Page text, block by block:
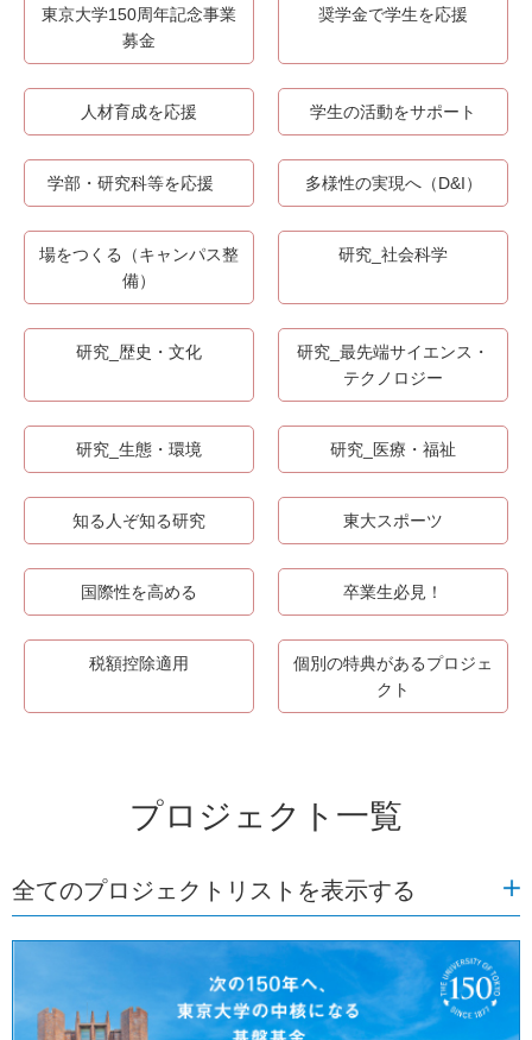
東京大学150周年記念事業
募金
奨学金で学生を応援
人材育成を応援 学生の活動をサポート
学部・研究科等を応援 多様性の実現へ（D&I）
場をつくる（キャンパス整
備）
研究_社会科学
研究_歴史・文化
研究_最先端サイエンス・
テクノロジー
研究_生態・環境 研究_医療・福祉
知る人ぞ知る研究 東大スポーツ
国際性を高める 卒業生必見！
税額控除適用
個別の特典があるプロジェ
クト
プロジェクト一覧
全てのプロジェクトリストを表示する